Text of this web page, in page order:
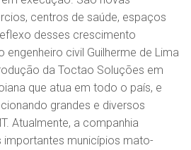
centros de saúde, espaços
desses crescimento
engenheiro civil Guilherme de Lima
da Toctao Soluções em
que atua em todo o país, e
grandes e diversos
Atualmente, a companhia
municípios mato-